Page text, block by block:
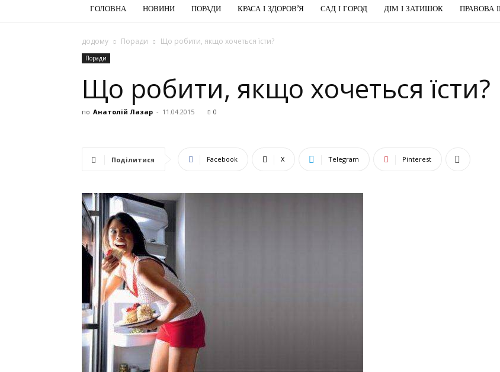
ГОЛОВНА НОВИНИ ПОРАДИ КРАСА І ЗДОРОВ’Я САД І ГОРОД ДІМ І ЗАТИШОК ПРАВОВА
додому Поради Що робити, якщо хочеться їсти?
Поради
Що робити, якщо хочеться їсти?
по Анатолій Лазар - 11.04.2015 0
Поділитися Facebook X Telegram Pinterest